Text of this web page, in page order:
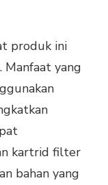
produk ini
Manfaat yang
kartrid filter
bahan yang